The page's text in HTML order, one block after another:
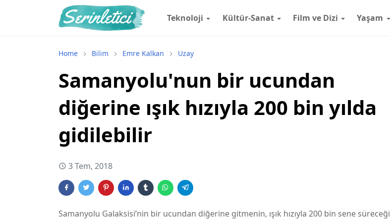
Teknoloji Kültür-Sanat Film ve Dizi Yaşam
Home Bilim Emre Kalkan Uzay
Samanyolu'nun bir ucundan
diğerine ışık hızıyla 200 bin yılda
gidilebilir
3 Tem, 2018
Samanyolu Galaksisi’nin bir ucundan diğerine gitmenin, ışık hızıyla 200 bin sene süreceği